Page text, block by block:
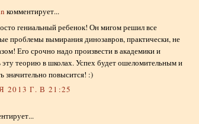
комментирует...
гениальный ребенок! Он мигом решил все
проблемы вымирания динозавров, практически, не
Его срочно надо произвести в академики и
эту теорию в школах. Успех будет ошеломительным и
значительно повысится! :)
2013 Г. В 21:25